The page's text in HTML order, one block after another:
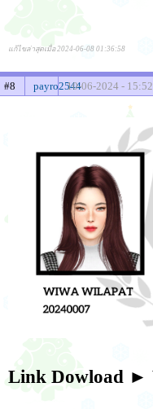
แก้ไขล่าสุดเมื่อ 2024-06-08 01:36:58
#8 payro254410-06-2024 -
Link Dowload ►